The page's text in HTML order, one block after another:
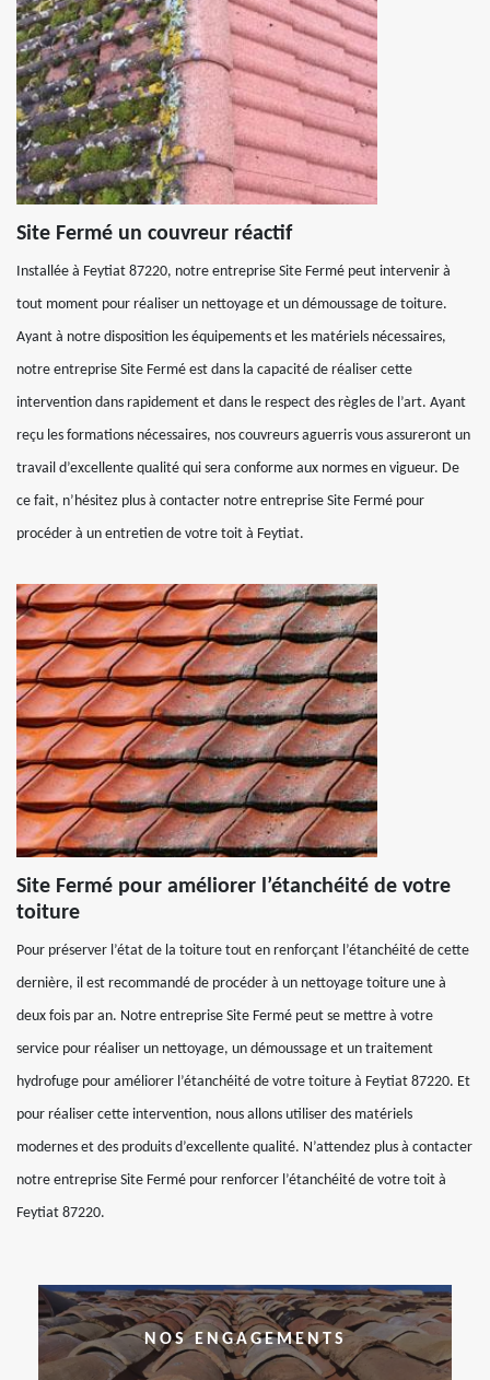
Site Fermé un couvreur réactif
Installée à Feytiat 87220, notre entreprise Site Fermé peut intervenir à
tout moment pour réaliser un nettoyage et un démoussage de toiture.
Ayant à notre disposition les équipements et les matériels nécessaires,
notre entreprise Site Fermé est dans la capacité de réaliser cette
intervention dans rapidement et dans le respect des règles de l’art. Ayant
reçu les formations nécessaires, nos couvreurs aguerris vous assureront un
travail d’excellente qualité qui sera conforme aux normes en vigueur. De
ce fait, n’hésitez plus à contacter notre entreprise Site Fermé pour
procéder à un entretien de votre toit à Feytiat.
Site Fermé pour améliorer l’étanchéité de votre
toiture
Pour préserver l’état de la toiture tout en renforçant l’étanchéité de cette
dernière, il est recommandé de procéder à un nettoyage toiture une à
deux fois par an. Notre entreprise Site Fermé peut se mettre à votre
service pour réaliser un nettoyage, un démoussage et un traitement
hydrofuge pour améliorer l’étanchéité de votre toiture à Feytiat 87220. Et
pour réaliser cette intervention, nous allons utiliser des matériels
modernes et des produits d’excellente qualité. N’attendez plus à contacter
notre entreprise Site Fermé pour renforcer l’étanchéité de votre toit à
Feytiat 87220.
NOS ENGAGEMENTS